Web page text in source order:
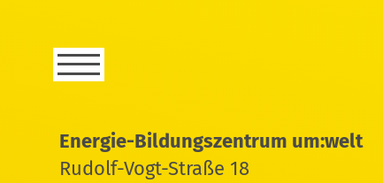
Energie-Bildungszentrum um:welt
Rudolf-Vogt-Straße 18